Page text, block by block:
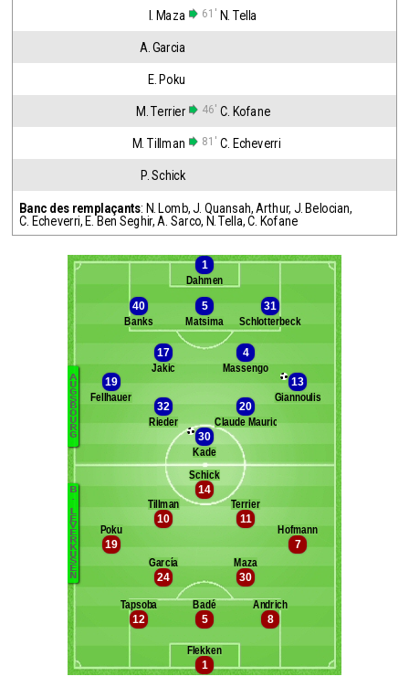
I. Maza 61' N. Tella
A. Garcia
E. Poku
M. Terrier 46' C. Kofane
M. Tillman 81' C. Echeverri
P. Schick
Banc des remplaçants: N. Lomb,J. Quansah, Arthur, J. Belocian,
C. Echeverri, E. Ben Seghir, A. Sarco, N. Tella,C. Kofane